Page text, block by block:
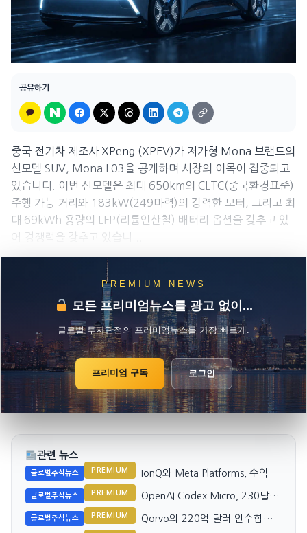
공유하기
중국 전기차 제조사 XPeng (XPEV)가 저가형 Mona 브랜드의
신모델 SUV, Mona L03을 공개하며 시장의 이목이 집중되고
있습니다. 이번 신모델은 최대 650km의 CLTC(중국환경표준)
주행 가능 거리와 183kW(249마력)의 강력한 모터, 그리고 최
대 69kWh 용량의 LFP(리튬인산철) 배터리 옵션을 갖추고 있
어 경쟁력을 갖추고 있습니...
PREMIUM NEWS
모든 프리미엄뉴스를 광고 없이...
글로벌 투자관점의 프리미엄뉴스를 가장 빠르게.
프리미엄 구독 로그인
관련 뉴스
글로벌주식뉴스 PREMIUM
IonQ와 Meta Platforms, 수익 성
글로벌주식뉴스 PREMIUM
OpenAI Codex Micro, 230달러
글로벌주식뉴스 PREMIUM
Qorvo의 220억 달러 인수합병,